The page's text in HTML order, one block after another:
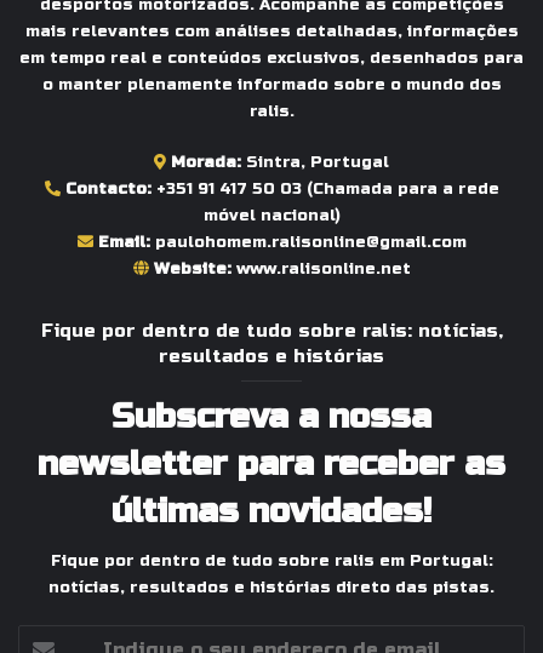
desportos motorizados. Acompanhe as competições
mais relevantes com análises detalhadas, informações
em tempo real e conteúdos exclusivos, desenhados para
o manter plenamente informado sobre o mundo dos
ralis.
Morada: Sintra, Portugal
Contacto: +351 91 417 50 03(Chamada para a rede
móvel nacional)
Email: paulohomem.ralisonline@gmail.com
Website: www.ralisonline.net
Fique por dentro de tudo sobre ralis: notícias,
resultados e histórias
Subscreva a nossa
newsletter para receber as
últimas novidades!
Fique por dentro de tudo sobre ralis em Portugal:
notícias, resultados e histórias direto das pistas.